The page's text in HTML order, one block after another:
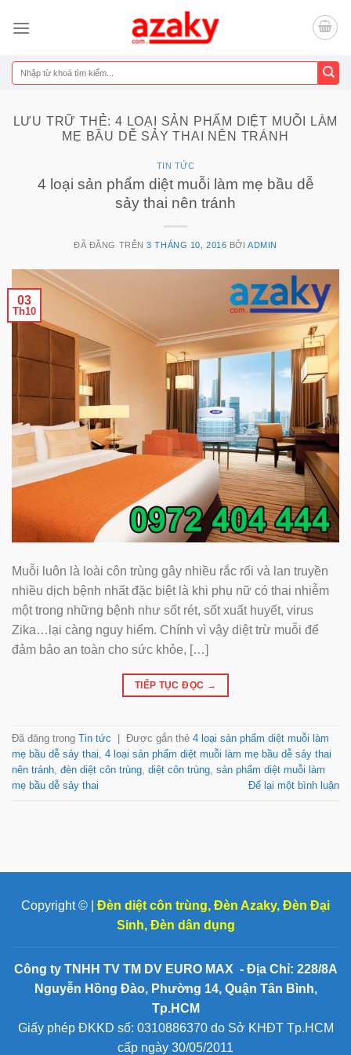
đến
dung
Tìm
kiếm:
LƯU TRỮ THẺ:4 LOẠI SẢN PHẨM DIỆT MUỖI LÀM
MẸ BẦU DỄ SẢY THAI NÊN TRÁNH
TIN TỨC
4 loại sản phẩm diệt muỗi làm mẹ bầu dễ
sảy thai nên tránh
ĐÃ ĐĂNG TRÊN3 THÁNG 10, 2016 BỞIADMIN
03
Th10
Muỗi luôn là loài côn trùng gây nhiều rắc rối và lan truyền
nhiều dịch bệnh nhất đặc biệt là khi phụ nữ có thai nhiễm
một trong những bệnh như sốt rét, sốt xuất huyết, virus
Zika…lại càng nguy hiểm. Chính vì vậy diệt trừ muỗi để
đảm bảo an toàn cho sức khỏe, […]
TIẾP TỤC ĐỌC →
Đã đăng trong Tin tức Được gắn thẻ 4 loại sản phẩm diệt muỗi làm
mẹ bầu dễ sảy thai, 4 loại sản phẩm diệt muỗi làm mẹ bầu dễ sảy thai
nên tránh, đèn diệt côn trùng, diệt côn trùng, sản phẩm diệt muỗi làm
mẹ bầu dễ sảy thai
Để lại một bình luận
Copyright © | Đèn diệt côn trùng, Đèn Azaky, Đèn Đại
Sinh, Đèn dân dụng
Công ty TNHH TV TM DV EURO MAX - Địa Chỉ: 228/8A
Nguyễn Hồng Đào, Phường 14, Quận Tân Bình,
Tp.HCM
Giấy phép ĐKKD số: 0310886370 do Sở KHĐT Tp.HCM
cấp ngày 30/05/2011